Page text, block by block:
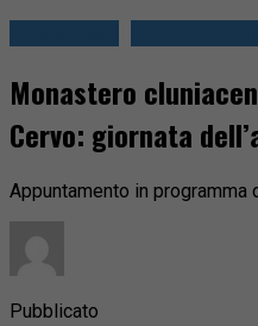
Monastero
Cervo: giornata
Appuntamento in programma
Pubblicato